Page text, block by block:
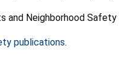
and Neighborhood
publications.